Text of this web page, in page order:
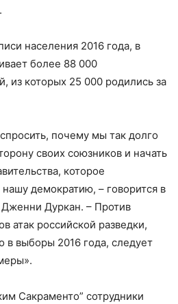
населения 2016 года, в
более 88 000
из которых 25 000 родились за
почему мы так долго
своих союзников и начать
которое
демократию, – говорится в
Дуркан. – Против
атак российской разведки,
в выборы 2016 года, следует
Сакраменто” сотрудники